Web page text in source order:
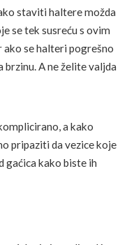
staviti haltere možda
se tek susreću s ovim
se halteri pogrešno
A ne želite valjda
a kako
pripaziti da vezice koje
gaćica kako biste ih